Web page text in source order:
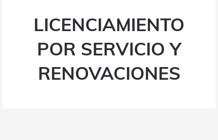
LICENCIAMIENTO
POR SERVICIO Y
RENOVACIONES